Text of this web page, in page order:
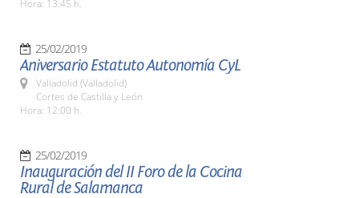
Hora: 13:45 h.
25/02/2019
Aniversario Estatuto Autonomía CyL
Valladolid (Valladolid)
Cortes de Castilla y León
Hora: 12:00 h.
25/02/2019
Inauguración del II Foro de la Cocina
Rural de Salamanca